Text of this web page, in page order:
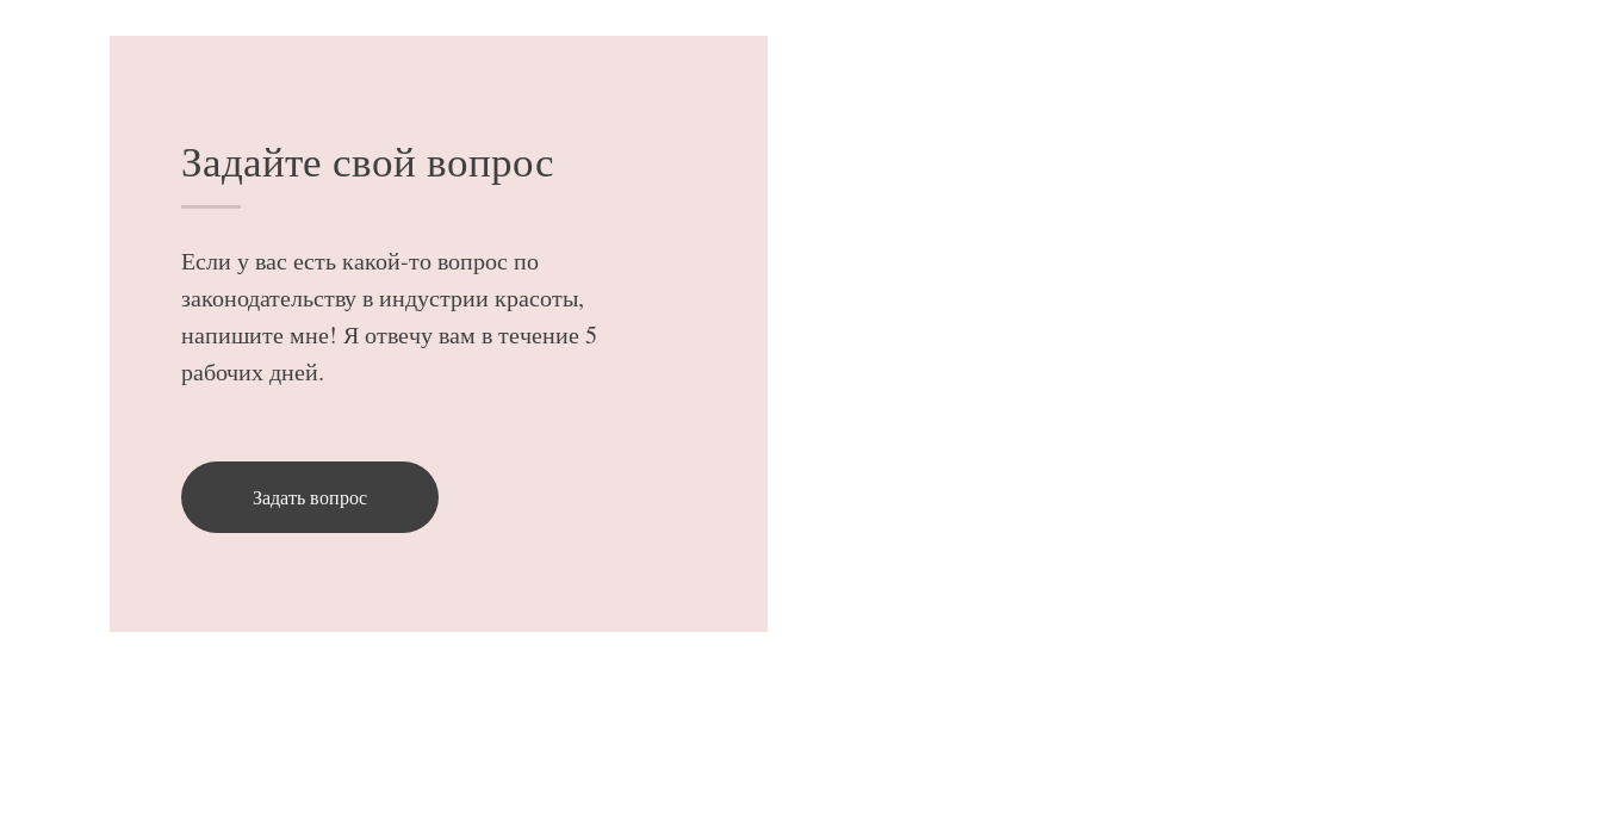
Задайте свой вопрос
Если у вас есть какой-то вопрос по
законодательству в индустрии красоты,
напишите мне! Я отвечу вам в течение 5
рабочих дней.
Задать вопрос